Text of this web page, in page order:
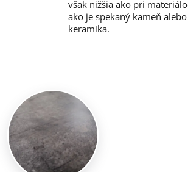
však nižšia ako pri
ako je spekaný kameň alebo
keramika.